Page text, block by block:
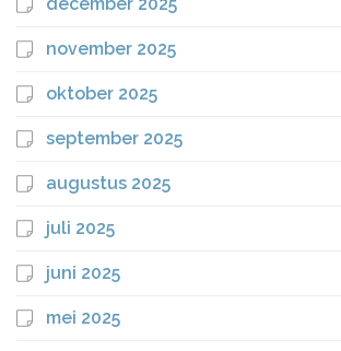
november 2025
oktober 2025
september 2025
augustus 2025
juli 2025
juni 2025
mei 2025